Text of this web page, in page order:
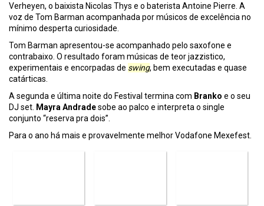
Verheyen, o baixista Nicolas Thys e o baterista Antoine Pierre. A
voz de Tom Barman acompanhada por músicos de excelência no
mínimo desperta curiosidade.
Tom Barman apresentou-se acompanhado pelo saxofone e
contrabaixo. O resultado foram músicas de teor jazzistico,
experimentais e encorpadas de swing, bem executadas e quase
catárticas.
A segunda e última noite do Festival termina com Branko e o seu
DJ set. Mayra Andradesobe ao palco e interpreta o single
conjunto “reserva pra dois”.
Para o ano há mais e provavelmente melhor Vodafone Mexefest.